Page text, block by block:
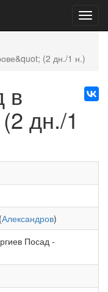
(2 дн./1 н.)
в
дн./1
Александров)
Посад -